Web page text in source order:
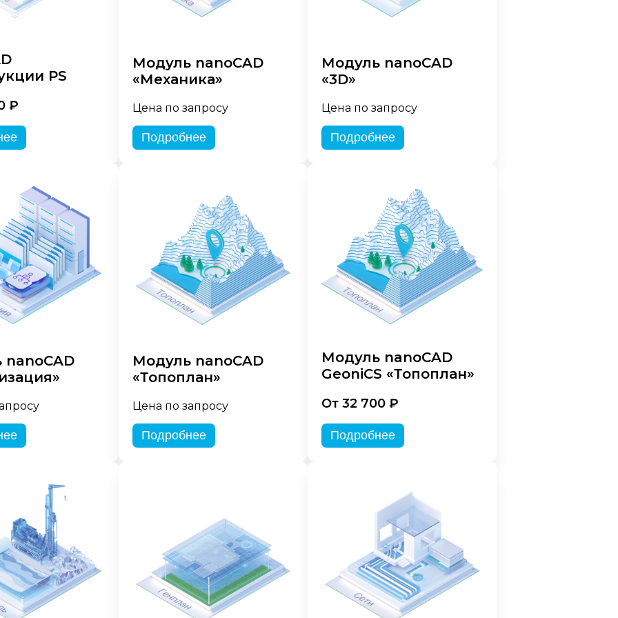
PS
₽
Модуль nanoCAD
«Механика»
Цена по запросу
Подробнее
Модуль nanoCAD
«3D»
Цена по запросу
Подробнее
Модуль nanoCAD
«Топоплан»
Цена по запросу
Подробнее
Модуль nanoCAD
GeoniCS «Топоплан»
От 32 700 ₽
Подробнее